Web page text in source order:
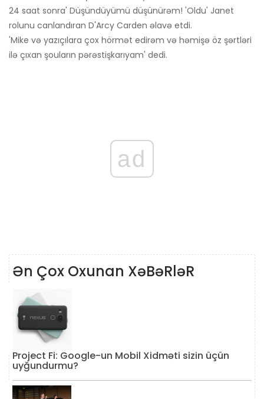
24 saat sonra' Düşündüyümü düşünürəm! 'Oldu' Janet
rolunu canlandıran D'Arcy Carden əlavə etdi.
'Mike və yazıçılara çox hörmət edirəm və həmişə öz şərtləri
ilə çıxan şouların pərəstişkarıyam' dedi.
ad
Ən Çox Oxunan XəBəRləR
Project Fi: Google-un Mobil Xidməti sizin üçün
uyğundurmu?